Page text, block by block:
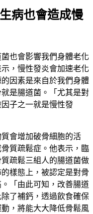
病也會造成慢
也會影響我們身體老化
，慢性發炎會加速老化
因素是來自於我們身體
是腸道菌。「尤其是對
子之一就是慢性發
會增加破骨細胞的活
質疏鬆症。他表示，臨
疏鬆三組人的腸道菌做
樣態上，被認定是對骨
「由此可知，改善腸道
了補鈣，透過飲食確保
，將能大大降低骨鬆風